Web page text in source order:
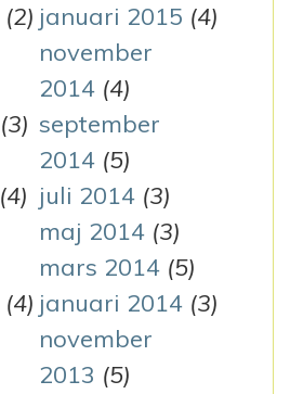
(2) januari 2015 (4)
november
2014 (4)
(3) september
2014 (5)
(4) juli 2014 (3)
maj 2014 (3)
mars 2014 (5)
(4) januari 2014 (3)
november
2013 (5)